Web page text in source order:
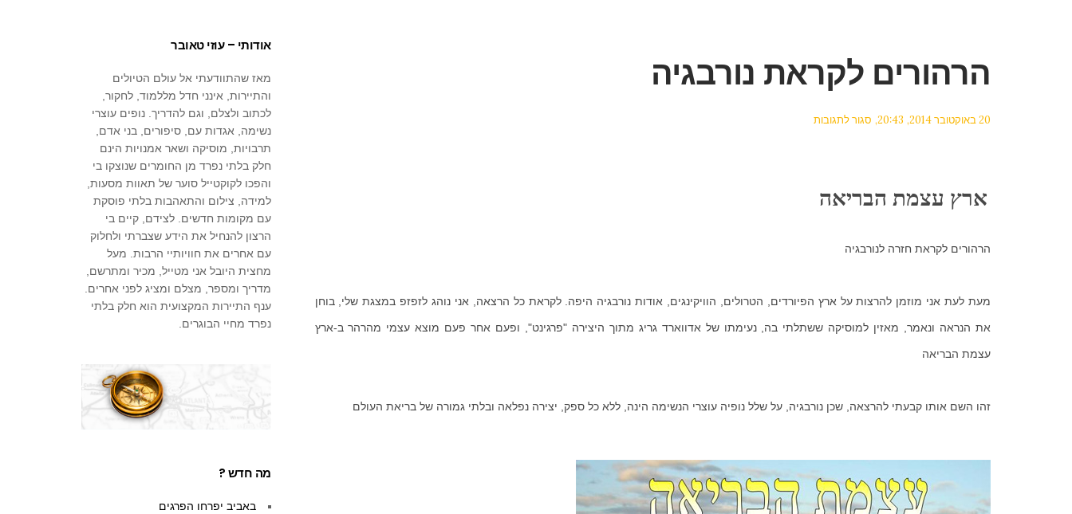
הרהורים לקראת נורבגיה
20 באוקטובר 2014 20:43 סגור לתגובותעל
ארץ עצמת הבריאה
הרהורים לקראת חזרה לנורבגיה
מעת לעת אני מוזמן להרצות על ארץ הפיורדים, הטרולים, הוויקינגים, אודות נורבגיה היפה. לקראת כל הרצאה, אני נוהג לזפזפ במצגת שלי, בוחן
את הנראה ונאמר, מאזין למוסיקה ששתלתי בה, נעימתו של אדווארד גריג מתוך היצירה "פרגינט", ופעם אחר פעם מוצא עצמי מהרהר ב-ארץ
עצמת הבריאה
זהו השם אותו קבעתי להרצאה, שכן נורבגיה, על שלל נופיה עוצרי הנשימה הינה, ללא כל ספק, יצירה נפלאה ובלתי גמורה של בריאת העולם
אודותי – עוזי טאובר
מאז שהתוודעתי אל עולם הטיולים
והתיירות, אינני חדל מללמוד, לחקור,
לכתוב ולצלם, וגם להדריך. נופים עוצרי
נשימה, אגדות עם, סיפורים, בני אדם,
תרבויות, מוסיקה ושאר אמנויות הינם
חלק בלתי נפרד מן החומרים שנוצקו בי
והפכו לקוקטייל סוער של תאוות מסעות,
למידה, צילום והתאהבות בלתי פוסקת
עם מקומות חדשים. לצידם, קיים בי
הרצון להנחיל את הידע שצברתי ולחלוק
עם אחרים את חוויותיי הרבות. מעל
מחצית היובל אני מטייל, מכיר ומתרשם,
מדריך ומספר, מצלם ומציג לפני אחרים.
ענף התיירות המקצועית הוא חלק בלתי
נפרד מחיי הבוגרים.
מה חדש ?
באביב יפרחו הפרגים